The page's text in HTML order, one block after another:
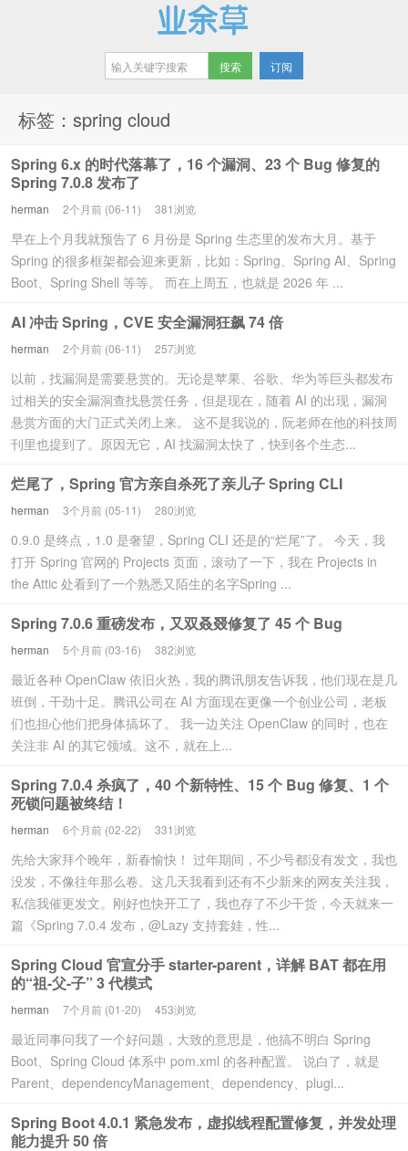
订阅
标签：spring cloud
Spring 6.x 的时代落幕了，16 个漏洞、23 个 Bug 修复的
Spring 7.0.8 发布了
herman 2个月前 (06-11) 381浏览
早在上个月我就预告了 6 月份是 Spring 生态里的发布大月。基于
Spring 的很多框架都会迎来更新，比如：Spring、Spring AI、Spring
Boot、Spring Shell 等等。 而在上周五，也就是 2026 年 ...
AI 冲击 Spring，CVE 安全漏洞狂飙 74 倍
herman 2个月前 (06-11) 257浏览
以前，找漏洞是需要悬赏的。无论是苹果、谷歌、华为等巨头都发布
过相关的安全漏洞查找悬赏任务，但是现在，随着 AI 的出现，漏洞
悬赏方面的大门正式关闭上来。 这不是我说的，阮老师在他的科技周
刊里也提到了。原因无它，AI 找漏洞太快了，快到各个生态...
烂尾了，Spring 官方亲自杀死了亲儿子 Spring CLI
herman 3个月前 (05-11) 280浏览
0.9.0 是终点，1.0 是奢望，Spring CLI 还是的“烂尾”了。 今天，我
打开 Spring 官网的 Projects 页面，滚动了一下，我在 Projects in
the Attic 处看到了一个熟悉又陌生的名字Spring ...
Spring 7.0.6 重磅发布，又双叒叕修复了 45 个 Bug
herman 5个月前 (03-16) 382浏览
最近各种 OpenClaw 依旧火热，我的腾讯朋友告诉我，他们现在是几
班倒，干劲十足。腾讯公司在 AI 方面现在更像一个创业公司，老板
们也担心他们把身体搞坏了。 我一边关注 OpenClaw 的同时，也在
关注非 AI 的其它领域。这不，就在上...
Spring 7.0.4 杀疯了，40 个新特性、15 个 Bug 修复、1 个
死锁问题被终结！
herman 6个月前 (02-22) 331浏览
先给大家拜个晚年，新春愉快！ 过年期间，不少号都没有发文，我也
没发，不像往年那么卷。这几天我看到还有不少新来的网友关注我，
私信我催更发文。刚好也快开工了，我也存了不少干货，今天就来一
篇《Spring 7.0.4 发布，@Lazy 支持套娃，性...
Spring Cloud 官宣分手 starter-parent，详解 BAT 都在用
的“祖-父-子” 3 代模式
herman 7个月前 (01-20) 453浏览
最近同事问我了一个好问题，大致的意思是，他搞不明白 Spring
Boot、Spring Cloud 体系中 pom.xml 的各种配置。 说白了，就是
Parent、dependencyManagement、dependency、plugi...
Spring Boot 4.0.1 紧急发布，虚拟线程配置修复，并发处理
能力提升 50 倍